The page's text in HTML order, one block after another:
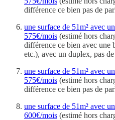
différence ce bien pas de
une surface de 51m² avec
575€/mois (estimé hors
différence ce bien avec une
etc.), avec un duplex, pas
une surface de 51m² avec
575€/mois (estimé hors
différence ce bien pas de
une surface de 51m² avec
600€/mois (estimé hors